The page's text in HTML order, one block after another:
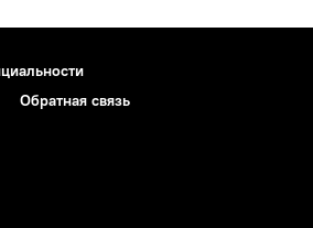
Обратная связь